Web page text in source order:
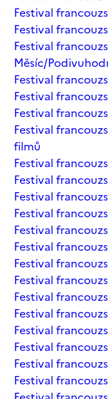
Festival
Festival
Festival
Měsíc/
Festival
Festival
Festival
Festival
filmů
Festival
Festival
Festival
Festival
Festival
Festival
Festival
Festival
Festival
Festival
Festival
Festival
Festival
Festival